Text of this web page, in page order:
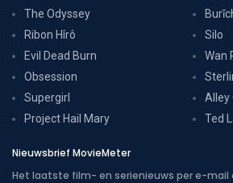
The Odyssey
Ribon Hîrô
Evil Dead Burn
Obsession
Supergirl
Project Hail Mary
Silo
Wan
Alley
Ted
Nieuwsbrief MovieMeter
Het laatste film- en serienieuws per e-mail